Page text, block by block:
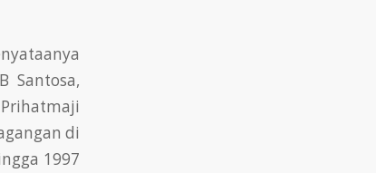
Santosa,
di
1997